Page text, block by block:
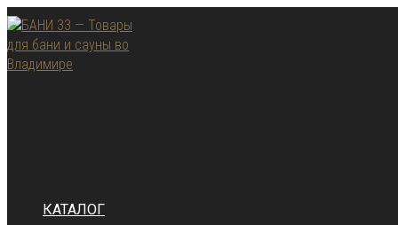
Перейти
к
содержимому
КАТАЛОГ